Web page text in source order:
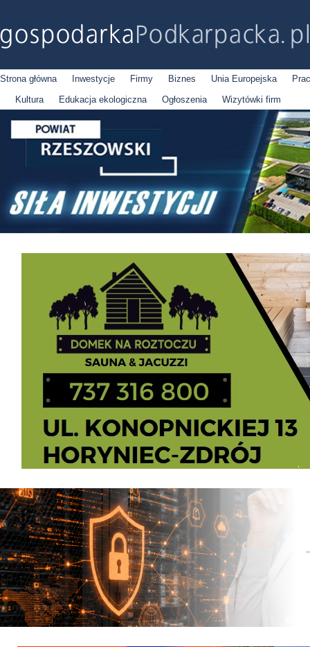
Strona główna Inwestycje Firmy Biznes Unia Europejska
Kultura
Edukacja ekologiczna Ogłoszenia Wizytówki firm